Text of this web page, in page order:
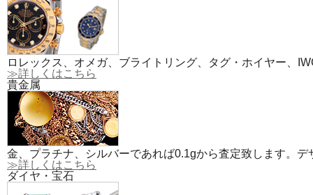
ロレックス、オメガ、ブライトリング、タグ・ホイヤー、
≫詳しくはこちら
貴金属
金、プラチナ、シルバーであれば0.1gから査定致します。
≫詳しくはこちら
ダイヤ・宝石